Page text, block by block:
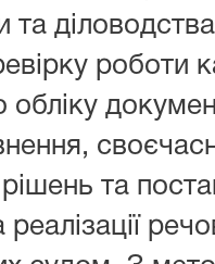
та
роботи
та